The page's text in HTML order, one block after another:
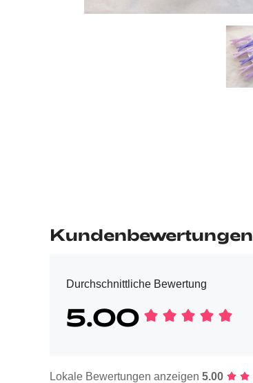
Kundenbewertungen
Durchschnittliche Bewertung
5.00
Lokale Bewertungen anzeigen 5.00